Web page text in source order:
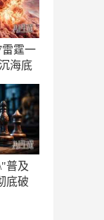
雷霆一
海底
普及
底破